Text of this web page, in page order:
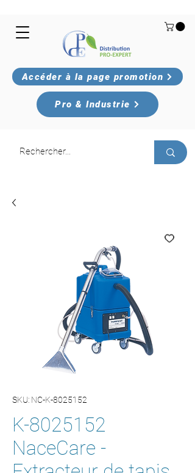
Accéder à la page promotion
Pro & Industrie
SKU: NC-K-8025152
K-8025152
NaceCare -